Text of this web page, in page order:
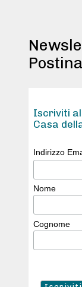
Iscriviti
Casa
Indirizzo
Nome
Cognome